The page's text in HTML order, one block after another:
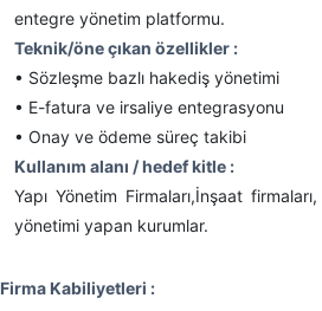
entegre yönetim platformu.
Teknik/öne çıkan özellikler :
• Sözleşme bazlı hakediş yönetimi
• E-fatura ve irsaliye entegrasyonu
• Onay ve ödeme süreç takibi
Kullanım alanı / hedef kitle :
Yapı Yönetim Firmaları,İnşaat
yönetimi yapan kurumlar.
Firma Kabiliyetleri :